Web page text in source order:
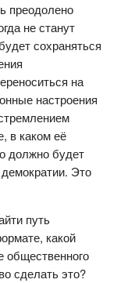
преодолено
не станут
сохраняться
на
настроения
в каком её
должно будет
Это
путь
какой
общественного
сделать это?